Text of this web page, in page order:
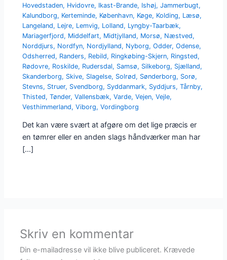
Hovedstaden, Hvidovre, Ikast-Brande, Ishøj,Jammerbugt,
Kalundborg, Kerteminde, København, Køge, Kolding, Læsø,
Langeland, Lejre, Lemvig, Lolland, Lyngby-Taarbæk,
Mariagerfjord, Middelfart, Midtjylland, Morsø, Næstved,
Norddjurs, Nordfyn, Nordjylland, Nyborg,Odder,Odense,
Odsherred, Randers, Rebild, Ringkøbing-Skjern, Ringsted,
Rødovre, Roskilde, Rudersdal, Samsø, Silkeborg, Sjælland,
Skanderborg, Skive, Slagelse, Solrød, Sønderborg, Sorø,
Stevns, Struer, Svendborg, Syddanmark, Syddjurs,Tårnby,
Thisted,Tønder,Vallensbæk,Varde,Vejen,Vejle,
Vesthimmerland,Viborg,Vordingborg
Det kan være svært at afgøre om det lige præcis er
en tømrer eller en anden slags håndværker man har
[…]
Skriv en kommentar
Din e-mailadresse vil ikke blive publiceret. Krævede